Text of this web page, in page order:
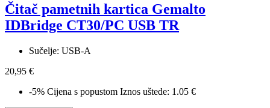
Čitač pametnih kartica Gemalto
IDBridge CT30/PC USB TR
Sučelje: USB-A
20,95 €
-5% Cijena s popustom Iznos uštede: 1.05 €